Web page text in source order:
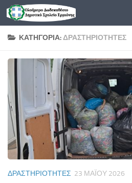
Skip to content
ΚΑΤΗΓΟΡΊΑ:ΔΡΑΣΤΗΡΙΌΤΗΤΕΣ
ΔΡΑΣΤΗΡΙΌΤΗΤΕΣ 23 ΜΑΪ́ΟΥ 2026